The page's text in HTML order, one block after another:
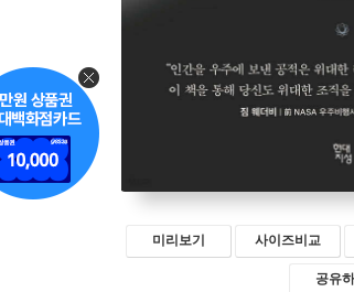
미리보기 사이즈비교
공유